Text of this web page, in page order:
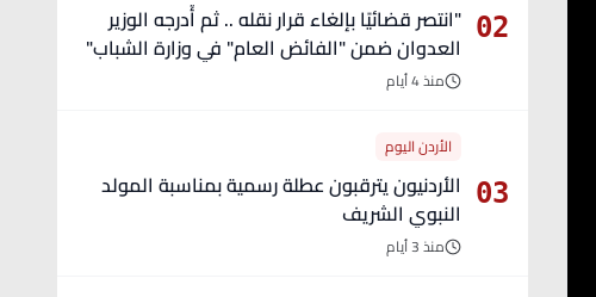
02
"انتصر قضائيًا بإلغاء قرار نقله .. ثم أُدرجه الوزير
العدوان ضمن "الفائض العام" في وزارة الشباب"
- تفاصيل
منذ 4 أيام
03
الأردن اليوم
الأردنيون يترقبون عطلة رسمية بمناسبة المولد
النبوي الشريف
منذ 3 أيام